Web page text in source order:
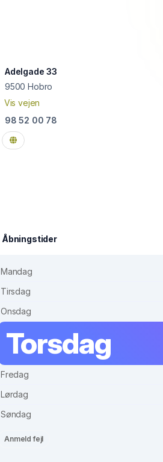
Adelgade 33
9500 Hobro
Vis vejen
98 52 00 78
Åbningstider
Mandag
Tirsdag
Onsdag
Torsdag
Fredag
Lørdag
Søndag
Anmeld fejl